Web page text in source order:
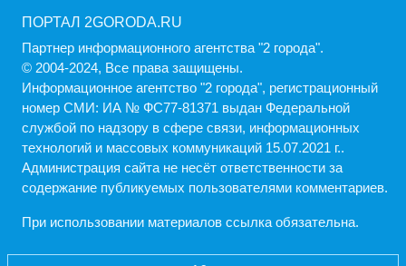
ПОРТАЛ 2GORODA.RU
Партнер информационного агентства "2 города".
© 2004-2024, Все права защищены.
Информационное агентство "2 города", регистрационный
номер СМИ: ИА № ФС77-81371 выдан Федеральной
службой по надзору в сфере связи, информационных
технологий и массовых коммуникаций 15.07.2021 г..
Администрация cайта не несёт ответственности за
содержание публикуемых пользователями комментариев.
При использовании материалов ссылка обязательна.